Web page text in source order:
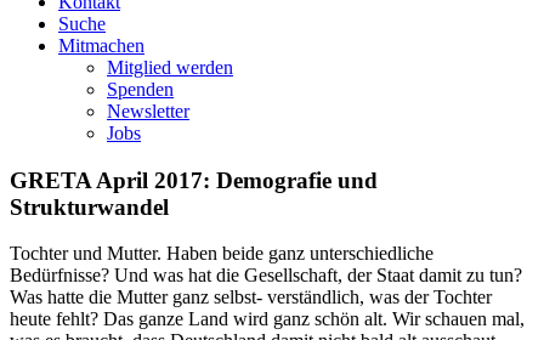
Suche
Mitmachen
Mitglied werden
Spenden
Newsletter
Jobs
GRETA April 2017: Demografie und
Strukturwandel
Tochter und Mutter. Haben beide ganz unterschiedliche
Bedürfnisse? Und was hat die Gesellschaft, der Staat damit zu tun?
Was hatte die Mutter ganz selbst- verständlich, was der Tochter
heute fehlt? Das ganze Land wird ganz schön alt. Wir schauen mal,